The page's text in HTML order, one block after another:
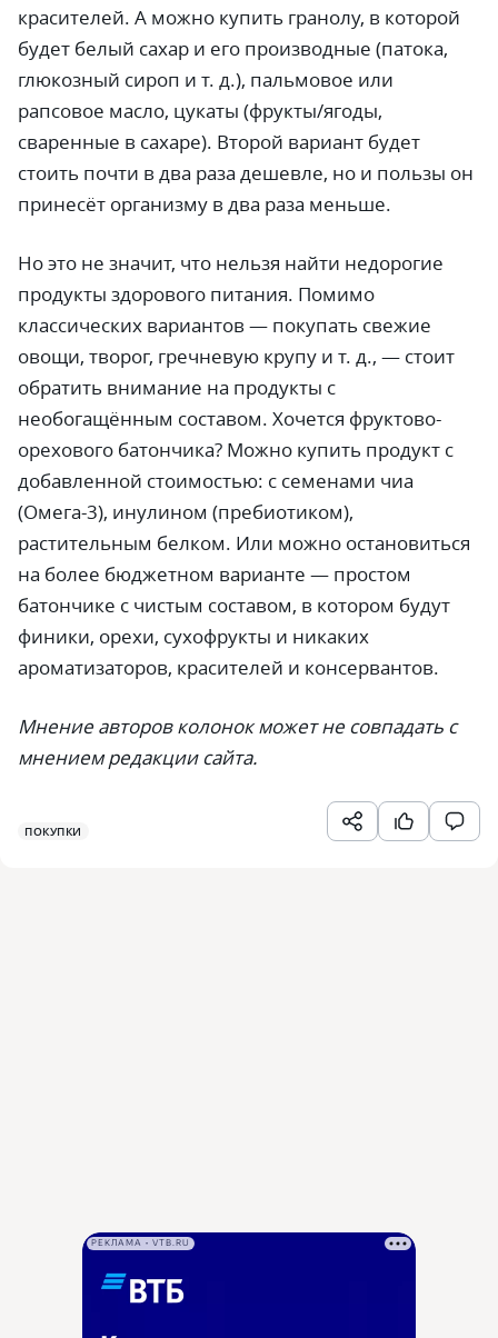
красителей. А можно купить гранолу, в которой
будет белый сахар и его производные (патока,
глюкозный сироп и т. д.), пальмовое или
рапсовое масло, цукаты (фрукты/ягоды,
сваренные в сахаре). Второй вариант будет
стоить почти в два раза дешевле, но и пользы он
принесёт организму в два раза меньше.
Но это не значит, что нельзя найти недорогие
продукты здорового питания. Помимо
классических вариантов — покупать свежие
овощи, творог, гречневую крупу и т. д., — стоит
обратить внимание на продукты с
необогащённым составом. Хочется фруктово-
орехового батончика? Можно купить продукт с
добавленной стоимостью: с семенами чиа
(Омега-3), инулином (пребиотиком),
растительным белком. Или можно остановиться
на более бюджетном варианте — простом
батончике с чистым составом, в котором будут
финики, орехи, сухофрукты и никаких
ароматизаторов, красителей и консервантов.
Мнение авторов колонок может не совпадать с
мнением редакции сайта.
ПОКУПКИ
РЕКЛАМА • VTB.RU